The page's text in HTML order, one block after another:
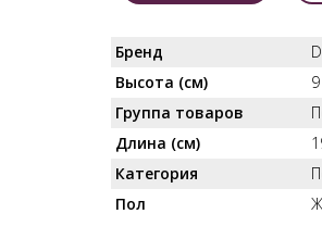
Бренд
Высота (см)
9
Группа товаров
Длина (см)
Категория
Пол